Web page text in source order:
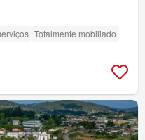
Totalmente mobiliado